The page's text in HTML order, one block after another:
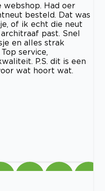
Had oer
besteld. Dat was
of ik echt die neut
past. Snel
en alles strak
service,
P.S. dit is een
wat hoort wat.